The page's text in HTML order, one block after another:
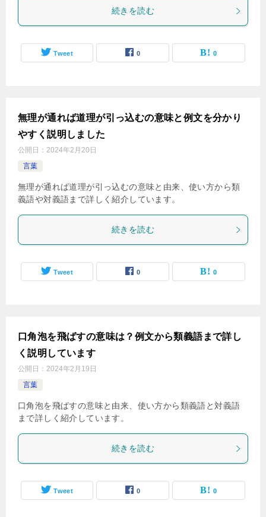
続きを読む
Tweet 0 0
無理が通れば道理が引っ込むの意味と例文を分かり
やすく説明しました
公開日： 2024年2月20日
言葉
無理が通れば道理が引っ込むの意味と由来、使い方から類
義語や対義語まで詳しく紹介しています。
続きを読む
Tweet 0 0
口角泡を飛ばすの意味は？例文から類義語まで詳し
く説明しています
公開日： 2024年2月19日
言葉
口角泡を飛ばすの意味と由来、使い方から類義語と対義語
まで詳しく紹介しています。
続きを読む
Tweet 0 0